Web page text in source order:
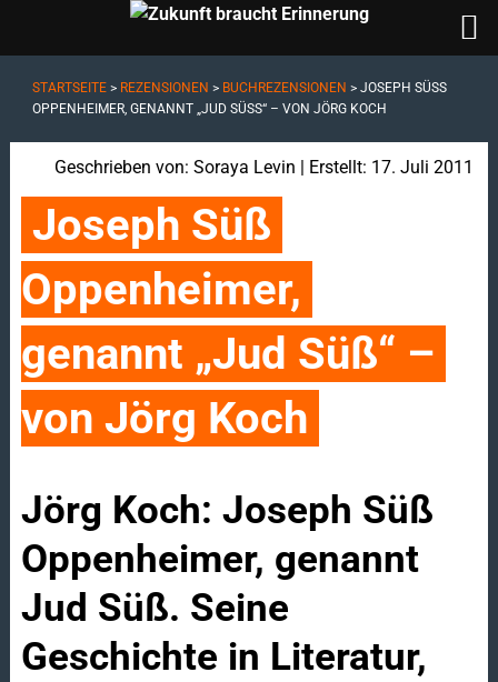
STARTSEITE> REZENSIONEN > BUCHREZENSIONEN > JOSEPH SÜSS O
PPENHEIMER, GENANNT „JUD SÜSS“ – VON JÖRG KOCH
Geschrieben von: Soraya Levin | Erstellt: 17. Juli 2011
Joseph Süß
Oppenheimer,
genannt „Jud Süß“ –
von Jörg Koch
Jörg Koch: Joseph Süß
Oppenheimer, genannt
Jud Süß. Seine
Geschichte in Literatur,